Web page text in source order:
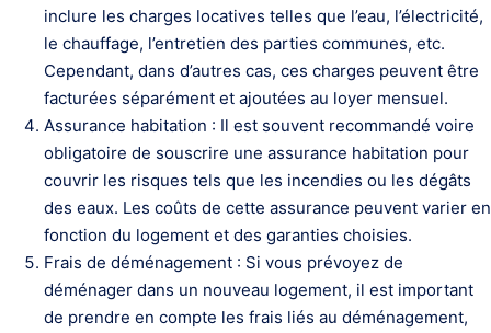
inclure les charges locatives telles que l’eau, l’électricité,
le chauffage, l’entretien des parties communes, etc.
Cependant, dans d’autres cas, ces charges peuvent être
facturées séparément et ajoutées au loyer mensuel.
Assurance habitation : Il est souvent recommandé voire
obligatoire de souscrire une assurance habitation pour
couvrir les risques tels que les incendies ou les dégâts
des eaux. Les coûts de cette assurance peuvent varier en
fonction du logement et des garanties choisies.
Frais de déménagement : Si vous prévoyez de
déménager dans un nouveau logement, il est important
de prendre en compte les frais liés au déménagement,